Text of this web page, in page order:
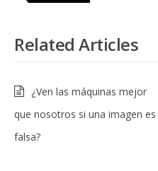
Related Articles
¿Ven las máquinas mejor
que nosotros si una imagen es
falsa?